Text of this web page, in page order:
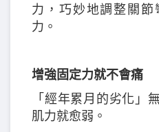
力，巧妙地調整關
力。
增強固定力就不會痛
「經年累月的劣化」
肌力就愈弱。